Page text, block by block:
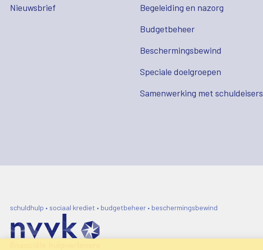
Nieuwsbrief
Begeleiding en nazorg
Budgetbeheer
Beschermingsbewind
Speciale doelgroepen
Samenwerking met schuldeisers
schuldhulp • sociaal krediet • budgetbeheer • beschermingsbewind